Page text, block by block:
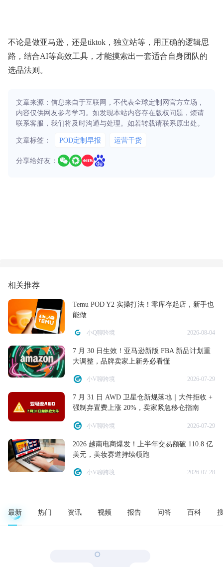
不论是做亚马逊，还是tiktok，独立站等，用正确的逻辑思
路，结合AI等高效工具，才能摸索出一套适合自身团队的
选品法则。
文章来源：信息来自于互联网，不代表全球定制网官方立场，
内容仅供网友参考学习。如发现本站内容存在版权问题，烦请
联系客服，我们将及时沟通与处理。如若转载请联系原出处。
文章标签： POD定制早报 运营干货
分享给好友：
相关推荐
Temu POD Y2 实操打法！零库存起店，新手也
能做
小Q聊跨境 2026-08-04
7 月 30 日生效！亚马逊新版 FBA 新品计划重
大调整，品牌卖家上新务必看懂
小V聊跨境 2026-07-29
7 月 31 日 AWD 卫星仓新规落地｜大件拒收 +
强制弃置费上涨 20%，卖家紧急移仓指南
小V聊跨境 2026-07-29
2026 越南电商爆发！上半年交易额破 110.8 亿
美元，美妆赛道持续领跑
小V聊跨境 2026-07-28
最新 热门 资讯 视频 报告 问答 百科